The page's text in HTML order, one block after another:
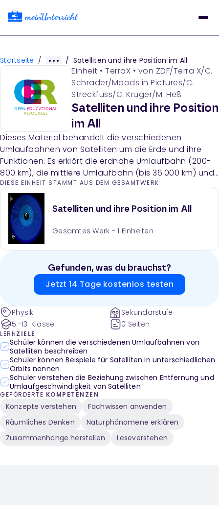
Startseite / / Satelliten und ihre Position im All
Einheit • TerraX • von ZDF/Terra X/C.
Schrader/Moods in Pictures/C.
Streckfuss/C. Krüger/M. Heß
Satelliten und ihre Position
im All
Dieses Material behandelt die verschiedenen
Umlaufbahnen von Satelliten um die Erde und ihre
Funktionen. Es erklärt die erdnahe Umlaufbahn (200-
800 km), die mittlere Umlaufbahn (bis 36.000 km) und
die geostationäre Bahn (36.000 km) mit Beispielen für
Satelliten in jeder Bahn sowie die Beziehung zwischen
Entfernung und Umlaufgeschwindigkeit.
DIESE EINHEIT STAMMT AUS DEM GESAMTWERK:
Satelliten und ihre Position im All
Gesamtes Werk - 1 Einheiten
Gefunden, was du brauchst?
Jetzt 14 Tage kostenlos testen
Physik
5.-13. Klasse
Sekundarstufe
0 Seiten
LERNZIELE
Schüler können die verschiedenen Umlaufbahnen von
Satelliten beschreiben
Schüler können Beispiele für Satelliten in unterschiedlichen
Orbits nennen
Schüler verstehen die Beziehung zwischen Entfernung und
Umlaufgeschwindigkeit von Satelliten
GEFÖRDERTE KOMPETENZEN
Konzepte verstehen
Fachwissen anwenden
Räumliches Denken
Naturphänomene erklären
Zusammenhänge herstellen
Leseverstehen